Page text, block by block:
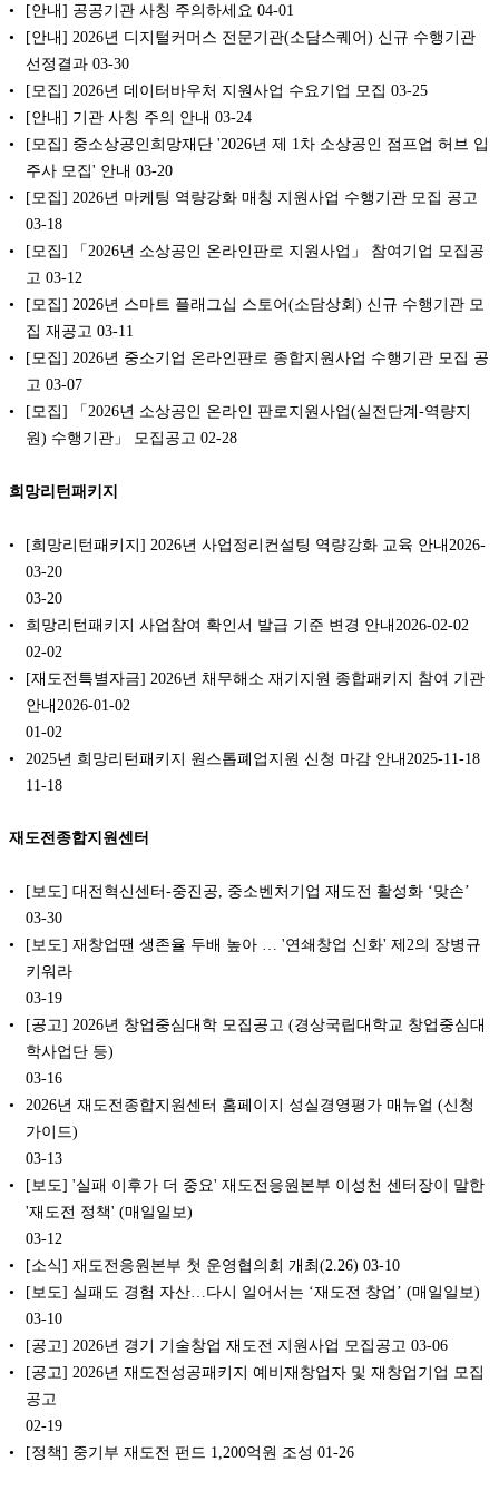
[안내] 공공기관 사칭 주의하세요 04-01
[안내] 2026년 디지털커머스 전문기관(소담스퀘어) 신규 수행기관
선정결과 03-30
[모집] 2026년 데이터바우처 지원사업 수요기업 모집 03-25
[안내] 기관 사칭 주의 안내 03-24
[모집] 중소상공인희망재단 '2026년 제 1차 소상공인 점프업 허브 입
주사 모집' 안내 03-20
[모집] 2026년 마케팅 역량강화 매칭 지원사업 수행기관 모집 공고
03-18
[모집] 「2026년 소상공인 온라인판로 지원사업」 참여기업 모집공
고 03-12
[모집] 2026년 스마트 플래그십 스토어(소담상회) 신규 수행기관 모
집 재공고 03-11
[모집] 2026년 중소기업 온라인판로 종합지원사업 수행기관 모집 공
고 03-07
[모집] 「2026년 소상공인 온라인 판로지원사업(실전단계-역량지
원) 수행기관」 모집공고 02-28
희망리턴패키지
[희망리턴패키지] 2026년 사업정리컨설팅 역량강화 교육 안내2026-
03-20
03-20
희망리턴패키지 사업참여 확인서 발급 기준 변경 안내2026-02-02
02-02
[재도전특별자금] 2026년 채무해소 재기지원 종합패키지 참여 기관
안내2026-01-02
01-02
2025년 희망리턴패키지 원스톱폐업지원 신청 마감 안내2025-11-18
11-18
재도전종합지원센터
[보도] 대전혁신센터-중진공, 중소벤처기업 재도전 활성화 ‘맞손’
03-30
[보도] 재창업땐 생존율 두배 높아 … '연쇄창업 신화' 제2의 장병규
키워라
03-19
[공고] 2026년 창업중심대학 모집공고 (경상국립대학교 창업중심대
학사업단 등)
03-16
2026년 재도전종합지원센터 홈페이지 성실경영평가 매뉴얼 (신청
가이드)
03-13
[보도] '실패 이후가 더 중요' 재도전응원본부 이성천 센터장이 말한
'재도전 정책' (매일일보)
03-12
[소식] 재도전응원본부 첫 운영협의회 개최(2.26) 03-10
[보도] 실패도 경험 자산…다시 일어서는 ‘재도전 창업’ (매일일보)
03-10
[공고] 2026년 경기 기술창업 재도전 지원사업 모집공고 03-06
[공고] 2026년 재도전성공패키지 예비재창업자 및 재창업기업 모집
공고
02-19
[정책] 중기부 재도전 펀드 1,200억원 조성 01-26